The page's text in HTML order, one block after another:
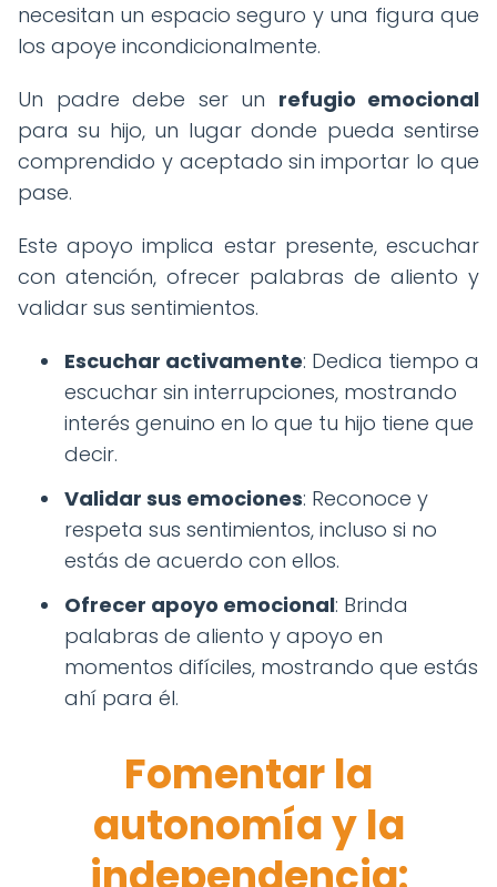
necesitan un espacio seguro y una figura que
los apoye incondicionalmente.
Un padre debe ser un refugio emocional
para su hijo, un lugar donde pueda sentirse
comprendido y aceptado sin importar lo que
pase.
Este apoyo implica estar presente, escuchar
con atención, ofrecer palabras de aliento y
validar sus sentimientos.
Escuchar activamente: Dedica tiempo a
escuchar sin interrupciones, mostrando
interés genuino en lo que tu hijo tiene que
decir.
Validar sus emociones: Reconoce y
respeta sus sentimientos, incluso si no
estás de acuerdo con ellos.
Ofrecer apoyo emocional: Brinda
palabras de aliento y apoyo en
momentos difíciles, mostrando que estás
ahí para él.
Fomentar la
autonomía y la